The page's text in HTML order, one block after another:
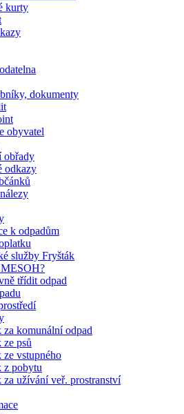
kurty
dokumenty
obyvatel
obřady
odkazy
k odpadům
služby Fryšták
třídit odpad
za komunální odpad
ze psů
ze vstupného
z pobytu
za užívání veř. prostranství